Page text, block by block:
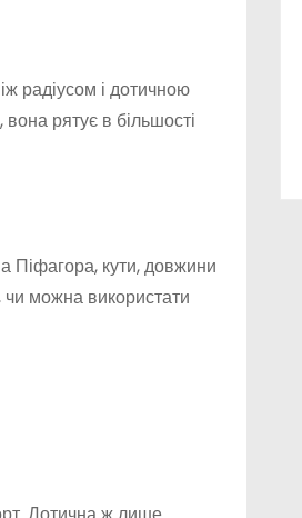
радіусом і дотичною
рятує в більшості
Піфагора, кути, довжини
чи можна використати